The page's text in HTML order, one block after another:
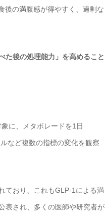
後の満腹感が得やすく、過剰な
た後の処理能力」を高めること
に、メタボレードを1日
など複数の指標の変化を観察
ており、これもGLP-1による満
表され、多くの医師や研究者が